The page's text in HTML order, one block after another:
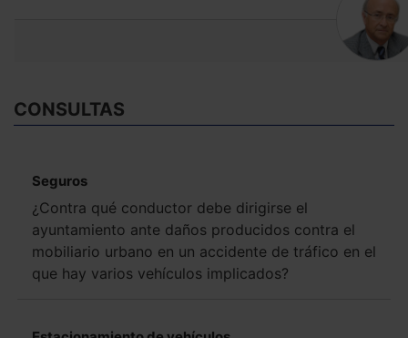
CONSULTAS
Seguros
¿Contra qué conductor debe dirigirse el
ayuntamiento ante daños producidos contra el
mobiliario urbano en un accidente de tráfico en el
que hay varios vehículos implicados?